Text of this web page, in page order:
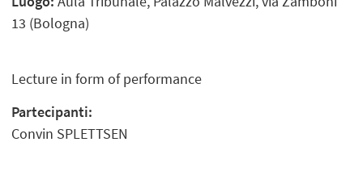
13 (Bologna)
Lecture in form of performance
Partecipanti:
Convin SPLETTSEN